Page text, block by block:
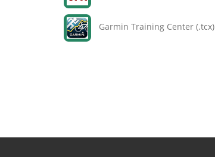
Garmin Training Center (.tcx)